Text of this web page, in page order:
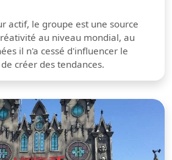
actif, le groupe est une source
au niveau mondial, au
il n'a cessé d'influencer le
créer des tendances.